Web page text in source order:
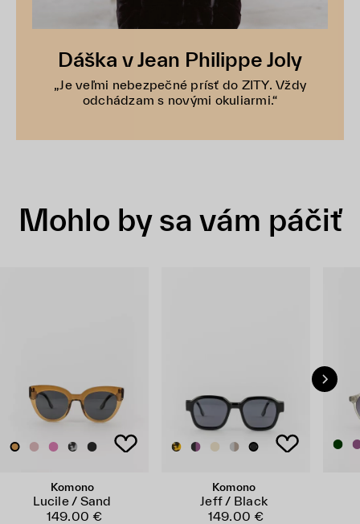
Dáška v Jean Philippe Joly
„Je veľmi nebezpečné prísť do ZITY. Vždy
odchádzam s novými okuliarmi.“
Mohlo by sa vám páčiť
Komono
Lucile / Sand
149.00 €
Komono
Jeff / Black
149.00 €